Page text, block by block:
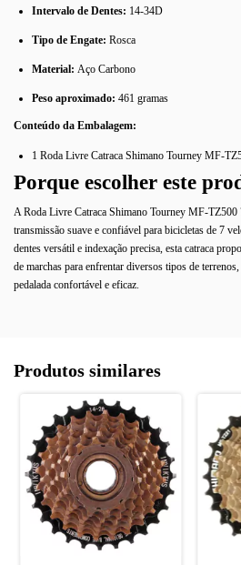
Intervalo de Dentes: 14-34D
Tipo de Engate: Rosca
Material: Aço Carbono
Peso aproximado: 461 gramas
Conteúdo da Embalagem:
1 Roda Livre Catraca Shimano Tourney MF-
Porque escolher este
A Roda Livre Catraca Shimano Tourney MF-
transmissão suave e confiável para bicicletas de 7
dentes versátil e indexação precisa, esta catraca
de marchas para enfrentar diversos tipos de
pedalada confortável e eficaz.
Produtos similares